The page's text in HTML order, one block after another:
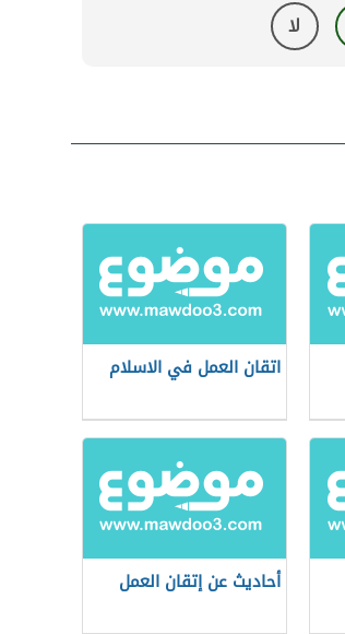
لا
اتقان العمل في الاسلام
أحاديث عن إتقان العمل